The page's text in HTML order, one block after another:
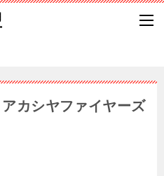
アカシヤファイヤーズ